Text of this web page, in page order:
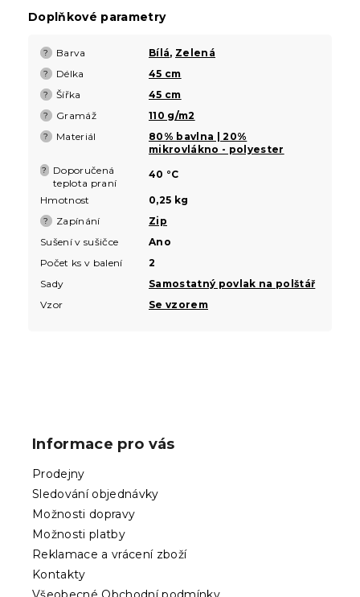
Doplňkové parametry
? Barva Bílá, Zelená
? Délka 45 cm
? Šířka 45 cm
? Gramáž 110 g/m2
? Materiál
80% bavlna | 20%
mikrovlákno - polyester
?
Doporučená
teplota praní
40 °C
Hmotnost 0,25 kg
? Zapínání
Zip
Sušení v sušičce
Ano
Počet ks v balení
2
Sady
Samostatný povlak na polštář
Vzor
Se vzorem
Informace pro vás
Prodejny
Sledování objednávky
Možnosti dopravy
Možnosti platby
Reklamace a vrácení zboží
Kontakty